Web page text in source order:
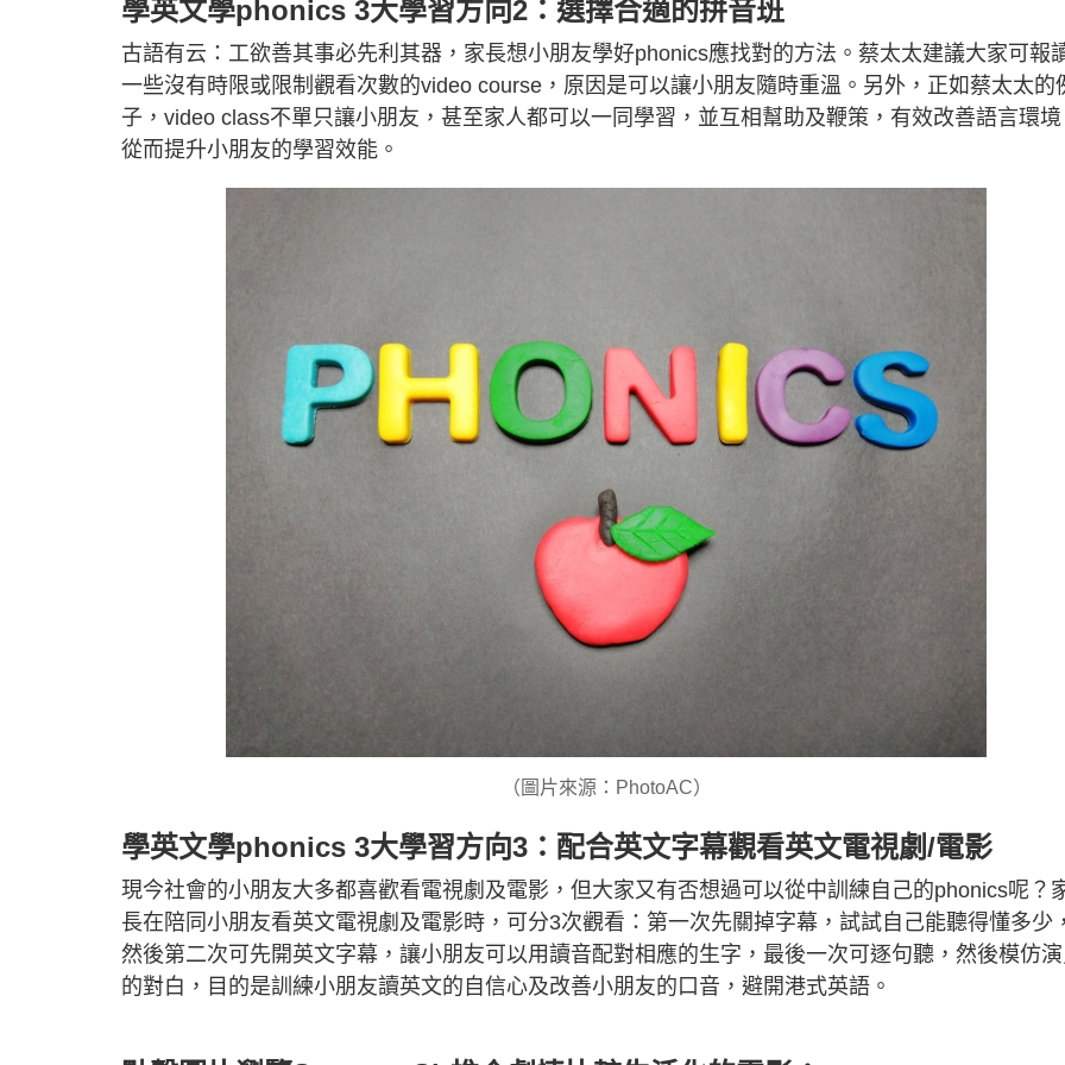
學英文學phonics 3大學習方向2：選擇合適的拼音班
古語有云：工欲善其事必先利其器，家長想小朋友學好phonics應找對的方法。蔡太太建議大家可報
一些沒有時限或限制觀看次數的video course，原因是可以讓小朋友隨時重溫。另外，正如蔡太太的
子，video class不單只讓小朋友，甚至家人都可以一同學習，並互相幫助及鞭策，有效改善語言環境
從而提升小朋友的學習效能。
（圖片來源：PhotoAC）
學英文學phonics 3大學習方向3：配合英文字幕觀看英文電視劇/電影
現今社會的小朋友大多都喜歡看電視劇及電影，但大家又有否想過可以從中訓練自己的phonics呢？
長在陪同小朋友看英文電視劇及電影時，可分3次觀看：第一次先關掉字幕，試試自己能聽得懂多少，
然後第二次可先開英文字幕，讓小朋友可以用讀音配對相應的生字，最後一次可逐句聽，然後模仿演
的對白，目的是訓練小朋友讀英文的自信心及改善小朋友的口音，避開港式英語。